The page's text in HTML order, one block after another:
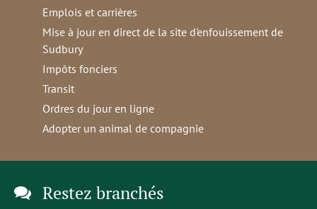
Emplois et carrières
Mise à jour en direct de la site d'enfouissement de
Sudbury
Impôts fonciers
Transit
Ordres du jour en ligne
Adopter un animal de compagnie
Restez branchés